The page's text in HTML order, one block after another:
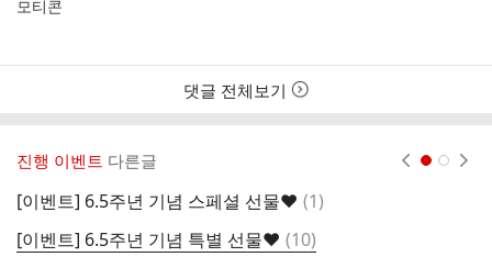
댓글 전체보기
진행 이벤트 다른글
[이벤트] 6.5주년 기념 스페셜 선물❤️ 댓
(1)
[이벤트] 6.5주년 기념 특별 선물❤️ 댓
글
(10)